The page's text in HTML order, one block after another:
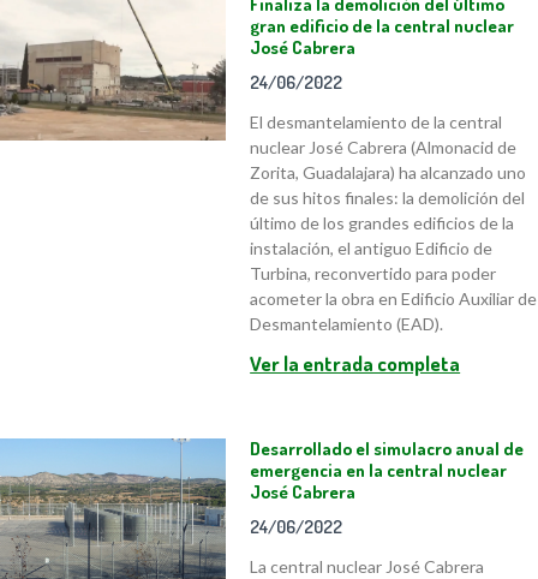
gran edificio de la central nuclear
José Cabrera
24/06/2022
El desmantelamiento de la central
nuclear José Cabrera (Almonacid de
Zorita, Guadalajara) ha alcanzado uno
de sus hitos finales: la demolición del
último de los grandes edificios de la
instalación, el antiguo Edificio de
Turbina, reconvertido para poder
acometer la obra en Edificio Auxiliar de
Desmantelamiento (EAD).
Ver la entrada completa
Desarrollado el simulacro anual de
emergencia en la central nuclear
José Cabrera
24/06/2022
La central nuclear José Cabrera